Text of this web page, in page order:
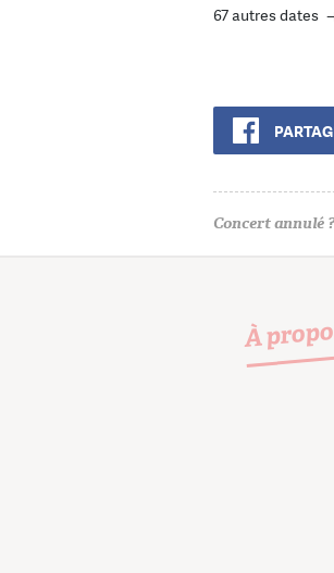
67 autres dates
Concert annulé
À